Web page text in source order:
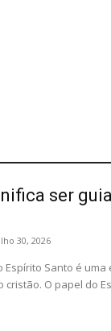
ser
30, 2026
Espírito Santo é
cristão. O papel do